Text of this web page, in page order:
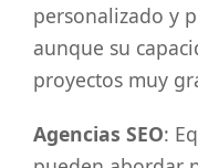
personalizado y
aunque su
proyectos muy
Agencias SEO: